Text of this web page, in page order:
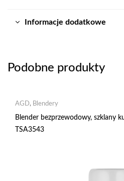
Informacje dodatkowe
Podobne produkty
AGD, Blendery
Blender bezprzewodowy, szklany
TSA3543